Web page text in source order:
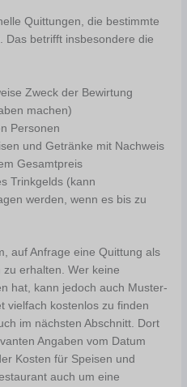
Quittungen, die bestimmte
Das betrifft insbesondere die
Zweck der Bewirtung
machen)
Personen
und Getränke mit Nachweis
Gesamtpreis
Trinkgelds (kann
werden, wenn es bis zu
auf Anfrage eine Quittung als
zu erhalten. Wer keine
hat, kann jedoch auch Muster-
vielfach kostenlos zu finden
im nächsten Abschnitt. Dort
Angaben vom Datum
Kosten für Speisen und
auch um eine